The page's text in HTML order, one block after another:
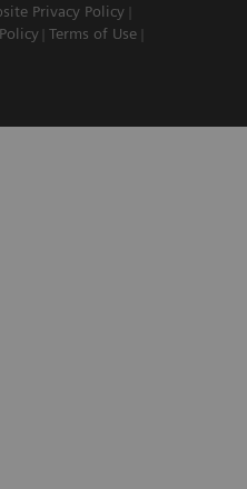
Privacy Policy
Terms of Use